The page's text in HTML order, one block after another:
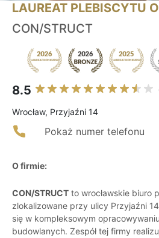
LAUREAT PLEBISCYTU
CON/STRUCT
8.5
Wrocław, Przyjaźni 14
Pokaż numer telefonu
O firmie:
CON/STRUCT to wrocławskie biuro
zlokalizowane przy ulicy Przyjaźni
się w kompleksowym
budowlanych. Zespół tej firmy